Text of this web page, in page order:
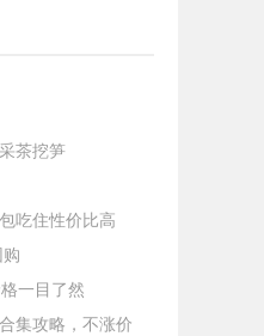
茶挖笋
吃住性价比高
一目了然
集攻略，不涨价